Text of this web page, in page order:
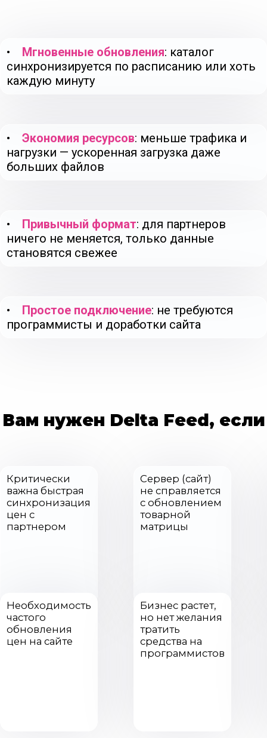
• Мгновенные обновления: каталог
синхронизируется по расписанию или хоть
каждую минуту
• Экономия ресурсов: меньше трафика и
нагрузки — ускоренная загрузка даже
больших файлов
• Привычный формат: для партнеров
ничего не меняется, только данные
становятся свежее
• Простое подключение: не требуются
программисты и доработки сайта
Вам нужен Delta Feed, если
Критически
важна быстрая
синхронизация
цен с
партнером
Сервер (сайт)
не справляется
с обновлением
товарной
матрицы
Необходимость
частого
обновления
цен на сайте
Бизнес растет,
но нет желания
тратить
средства на
программистов